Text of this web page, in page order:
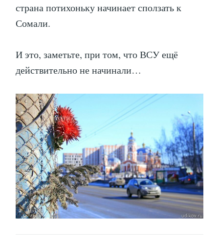
страна потихоньку начинает сползать к
Сомали.
И это, заметьте, при том, что ВСУ ещё
действительно не начинали…